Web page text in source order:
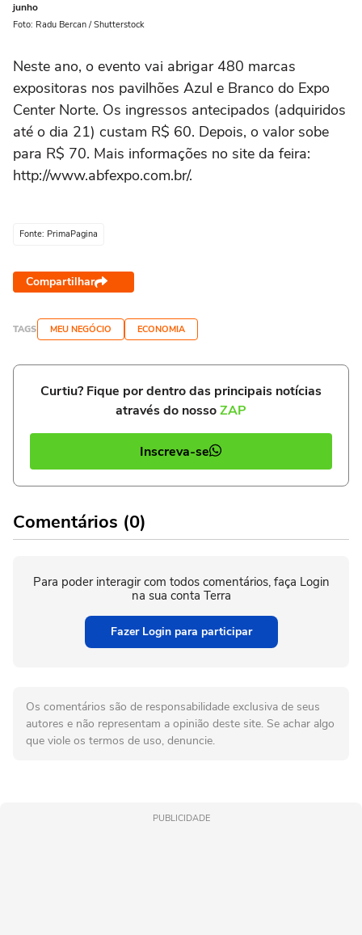
junho
Foto: Radu Bercan / Shutterstock
Neste ano, o evento vai abrigar 480 marcas
expositoras nos pavilhões Azul e Branco do Expo
Center Norte. Os ingressos antecipados (adquiridos
até o dia 21) custam R$ 60. Depois, o valor sobe
para R$ 70. Mais informações no site da feira:
http://www.abfexpo.com.br/.
Fonte: PrimaPagina
Compartilhar
TAGS MEU NEGÓCIO ECONOMIA
Curtiu? Fique por dentro das principais notícias
através do nossoZAP
Inscreva-se
Comentários (0)
Para poder interagir com todos comentários, faça Login
na sua conta Terra
Fazer Login para participar
Os comentários são de responsabilidade exclusiva de seus
autores e não representam a opinião deste site. Se achar algo
que viole os termos de uso, denuncie.
PUBLICIDADE